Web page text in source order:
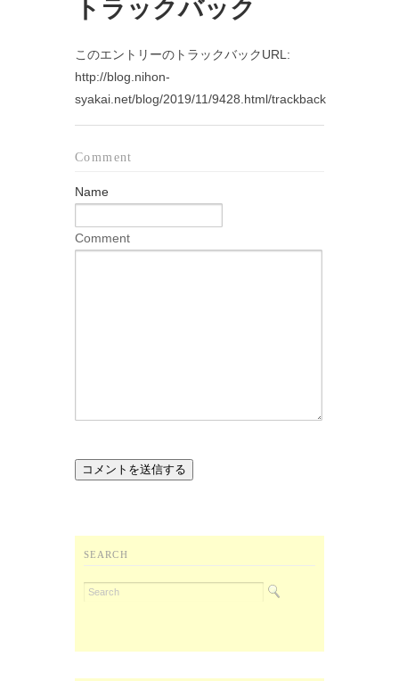
トラックバック
このエントリーのトラックバックURL:
http://blog.nihon-
syakai.net/blog/2019/11/9428.html/trackback
Comment
Name
Comment
SEARCH